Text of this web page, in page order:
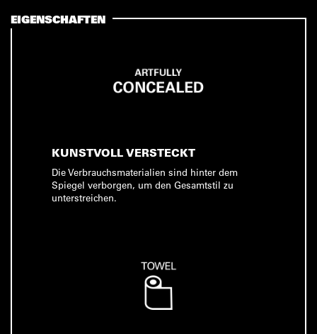
EIGENSCHAFTEN
KUNSTVOLL VERSTECKT
Die Verbrauchsmaterialien sind hinter dem
Spiegel verborgen, um den Gesamtstil zu
unterstreichen.